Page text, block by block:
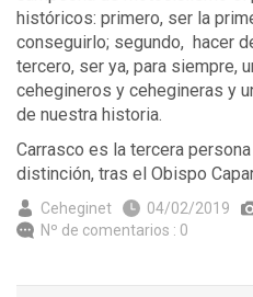
históricos: primero, ser la
conseguirlo; segundo, hacer
tercero, ser ya, para siempre,
cehegineros y cehegineras y
de nuestra historia.
Carrasco es la tercera
distinción, tras el Obispo
Ceheginet 04/02/2019
Nº de comentarios : 0